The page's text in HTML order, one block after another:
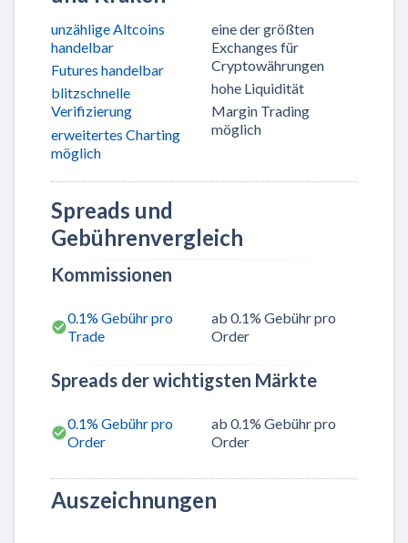
unzählige Altcoins
handelbar
Futures handelbar
blitzschnelle
Verifizierung
erweitertes Charting
möglich
eine der größten
Exchanges für
Cryptowährungen
hohe Liquidität
Margin Trading
möglich
Spreads und
Gebührenvergleich
Kommissionen
0.1% Gebühr pro
Trade
ab 0.1% Gebühr pro
Order
Spreads der wichtigsten Märkte
0.1% Gebühr pro
Order
ab 0.1% Gebühr pro
Order
Auszeichnungen